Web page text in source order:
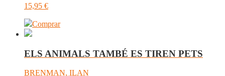
15,95 €
Comprar
ELS ANIMALS TAMBÉ ES TIREN PETS
BRENMAN, ILAN